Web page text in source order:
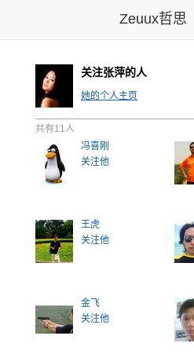
Zeuux哲思
关注张萍的人
她的个人主页
共有11人
冯喜刚
关注他
王虎
关注他
金飞
关注他